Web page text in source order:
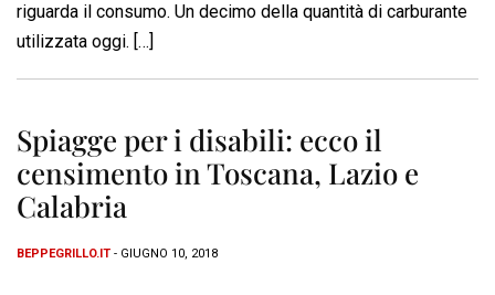
riguarda il consumo. Un decimo della quantità di carburante
utilizzata oggi. […]
Spiagge per i disabili: ecco il
censimento in Toscana, Lazio e
Calabria
BEPPEGRILLO.IT - GIUGNO 10, 2018